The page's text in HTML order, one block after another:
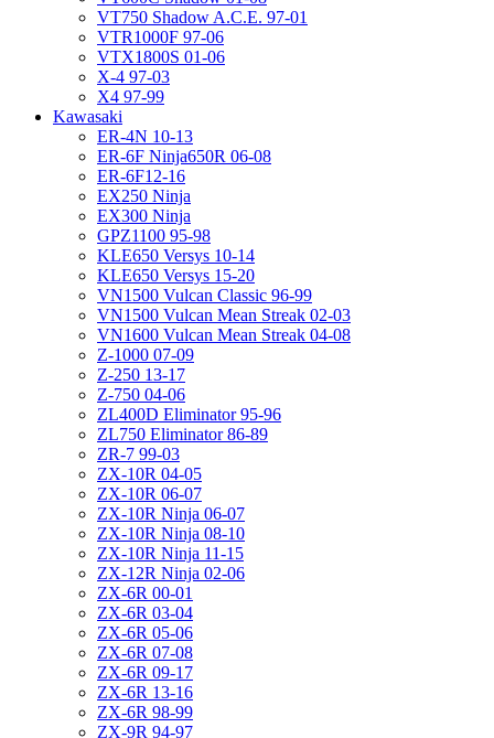
VT750 Shadow A.C.E. 97-01
VTR1000F 97-06
VTX1800S 01-06
X-4 97-03
X4 97-99
Kawasaki
ER-4N 10-13
ER-6F Ninja650R 06-08
ER-6F12-16
EX250 Ninja
EX300 Ninja
GPZ1100 95-98
KLE650 Versys 10-14
KLE650 Versys 15-20
VN1500 Vulcan Classic 96-99
VN1500 Vulcan Mean Streak 02-03
VN1600 Vulcan Mean Streak 04-08
Z-1000 07-09
Z-250 13-17
Z-750 04-06
ZL400D Eliminator 95-96
ZL750 Eliminator 86-89
ZR-7 99-03
ZX-10R 04-05
ZX-10R 06-07
ZX-10R Ninja 06-07
ZX-10R Ninja 08-10
ZX-10R Ninja 11-15
ZX-12R Ninja 02-06
ZX-6R 00-01
ZX-6R 03-04
ZX-6R 05-06
ZX-6R 07-08
ZX-6R 09-17
ZX-6R 13-16
ZX-6R 98-99
ZX-9R 94-97